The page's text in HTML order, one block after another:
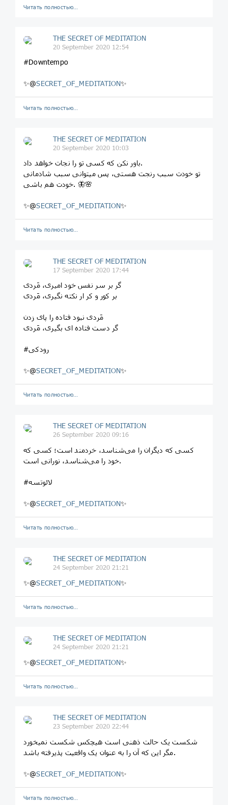
Читать полностью…
THE SECRET OF MEDITATION
20 September 2020 12:54
#Downtempo
✨@SECRET_OF_MEDITATION✨
Читать полностью…
THE SECRET OF MEDITATION
20 September 2020 10:03
باور نکن که کسی تو را نجات خواهد داد.
تو خودت سبب رنجت هستی، پس میتوانی سبب شادمانی
خودت هم باشی. 🦋🌸
✨@SECRET_OF_MEDITATION✨
Читать полностью…
THE SECRET OF MEDITATION
17 September 2020 17:44
گر بر سر نفس خود امیری، مَردی
بر کور و کر ار نکته نگیری، مَردی
مَردی نبود فتاده را پای زدن
گر دست فتاده ای بگیری، مَردی
#رودکی
✨@SECRET_OF_MEDITATION✨
Читать полностью…
THE SECRET OF MEDITATION
26 September 2020 09:16
کسی که دیگران را می‌شناسد، خردمند است؛ کسی که
خود را می‌شناسد، نورانی است.
#لائوتسه
✨@SECRET_OF_MEDITATION✨
Читать полностью…
THE SECRET OF MEDITATION
24 September 2020 21:21
✨@SECRET_OF_MEDITATION✨
Читать полностью…
THE SECRET OF MEDITATION
24 September 2020 21:21
✨@SECRET_OF_MEDITATION✨
Читать полностью…
THE SECRET OF MEDITATION
23 September 2020 22:44
شکست یک حالت ذهنی است هیچکس شکست نمیخورد
مگر این که آن را به عنوان یک واقعیت پذیرفته باشد.
✨@SECRET_OF_MEDITATION✨
Читать полностью…